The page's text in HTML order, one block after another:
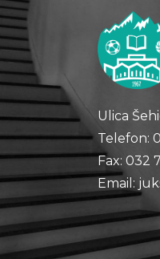
Ulica
Telefon:
Fax: 032
Email: